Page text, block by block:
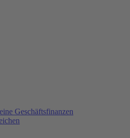
Geschäftsfinanzen